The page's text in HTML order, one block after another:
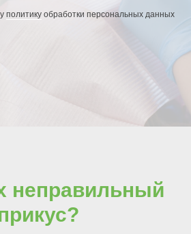
политику обработки персональных данных
неправильный